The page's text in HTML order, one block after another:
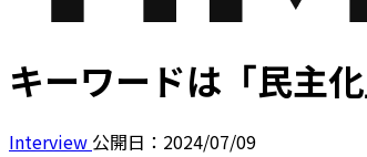
キーワードは「民主化
Interview 公開日：2024/07/09